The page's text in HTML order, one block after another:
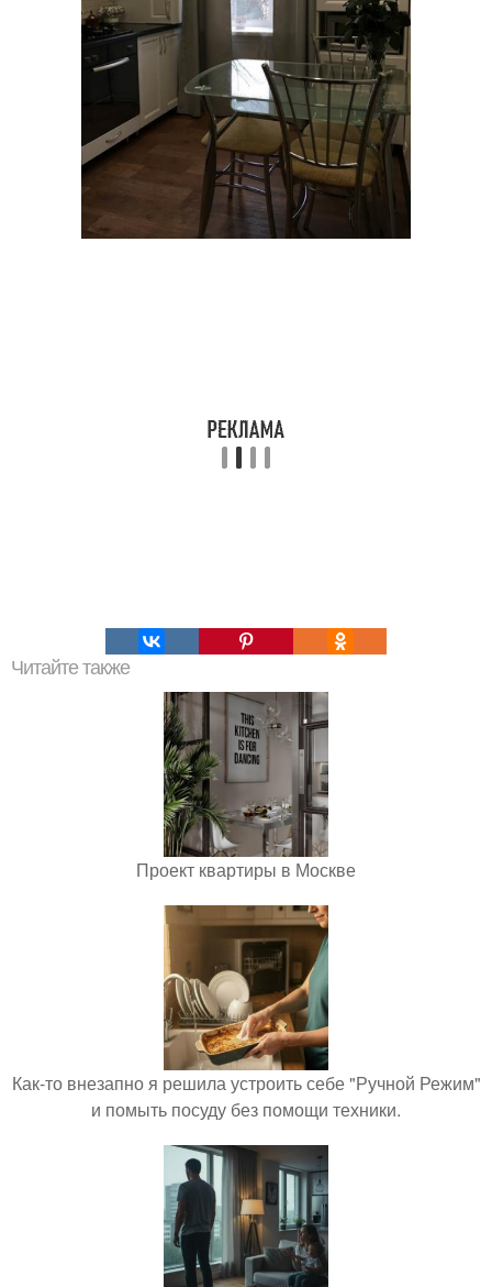
Читайте также
Проект квартиры в Москве
Как-то внезапно я решила устроить себе "Ручной Режим"
и помыть посуду без помощи техники.